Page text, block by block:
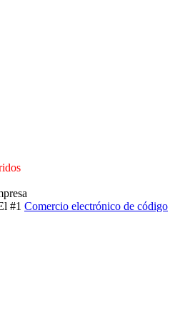
#1 Comercio electrónico de código